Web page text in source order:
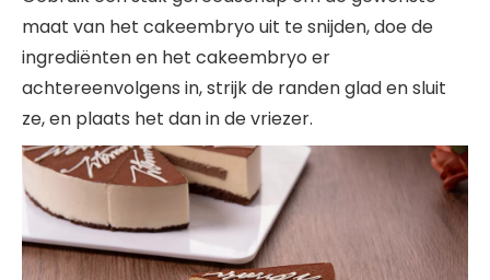
maat van het cakeembryo uit te snijden, doe de
ingrediënten en het cakeembryo er
achtereenvolgens in, strijk de randen glad en sluit
ze, en plaats het dan in de vriezer.